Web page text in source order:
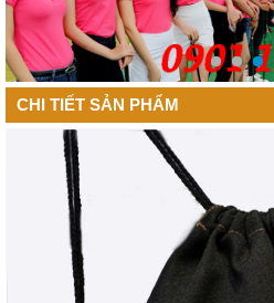
CHI TIẾT SẢN PHẨM